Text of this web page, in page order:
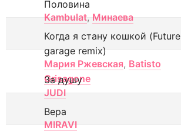
Половина
Kambulat, Минаева
Когда я стану кошкой (Future
garage remix)
Мария Ржевская, Batisto
Grisagone
За душу
JUDI
Вера
MIRAVI